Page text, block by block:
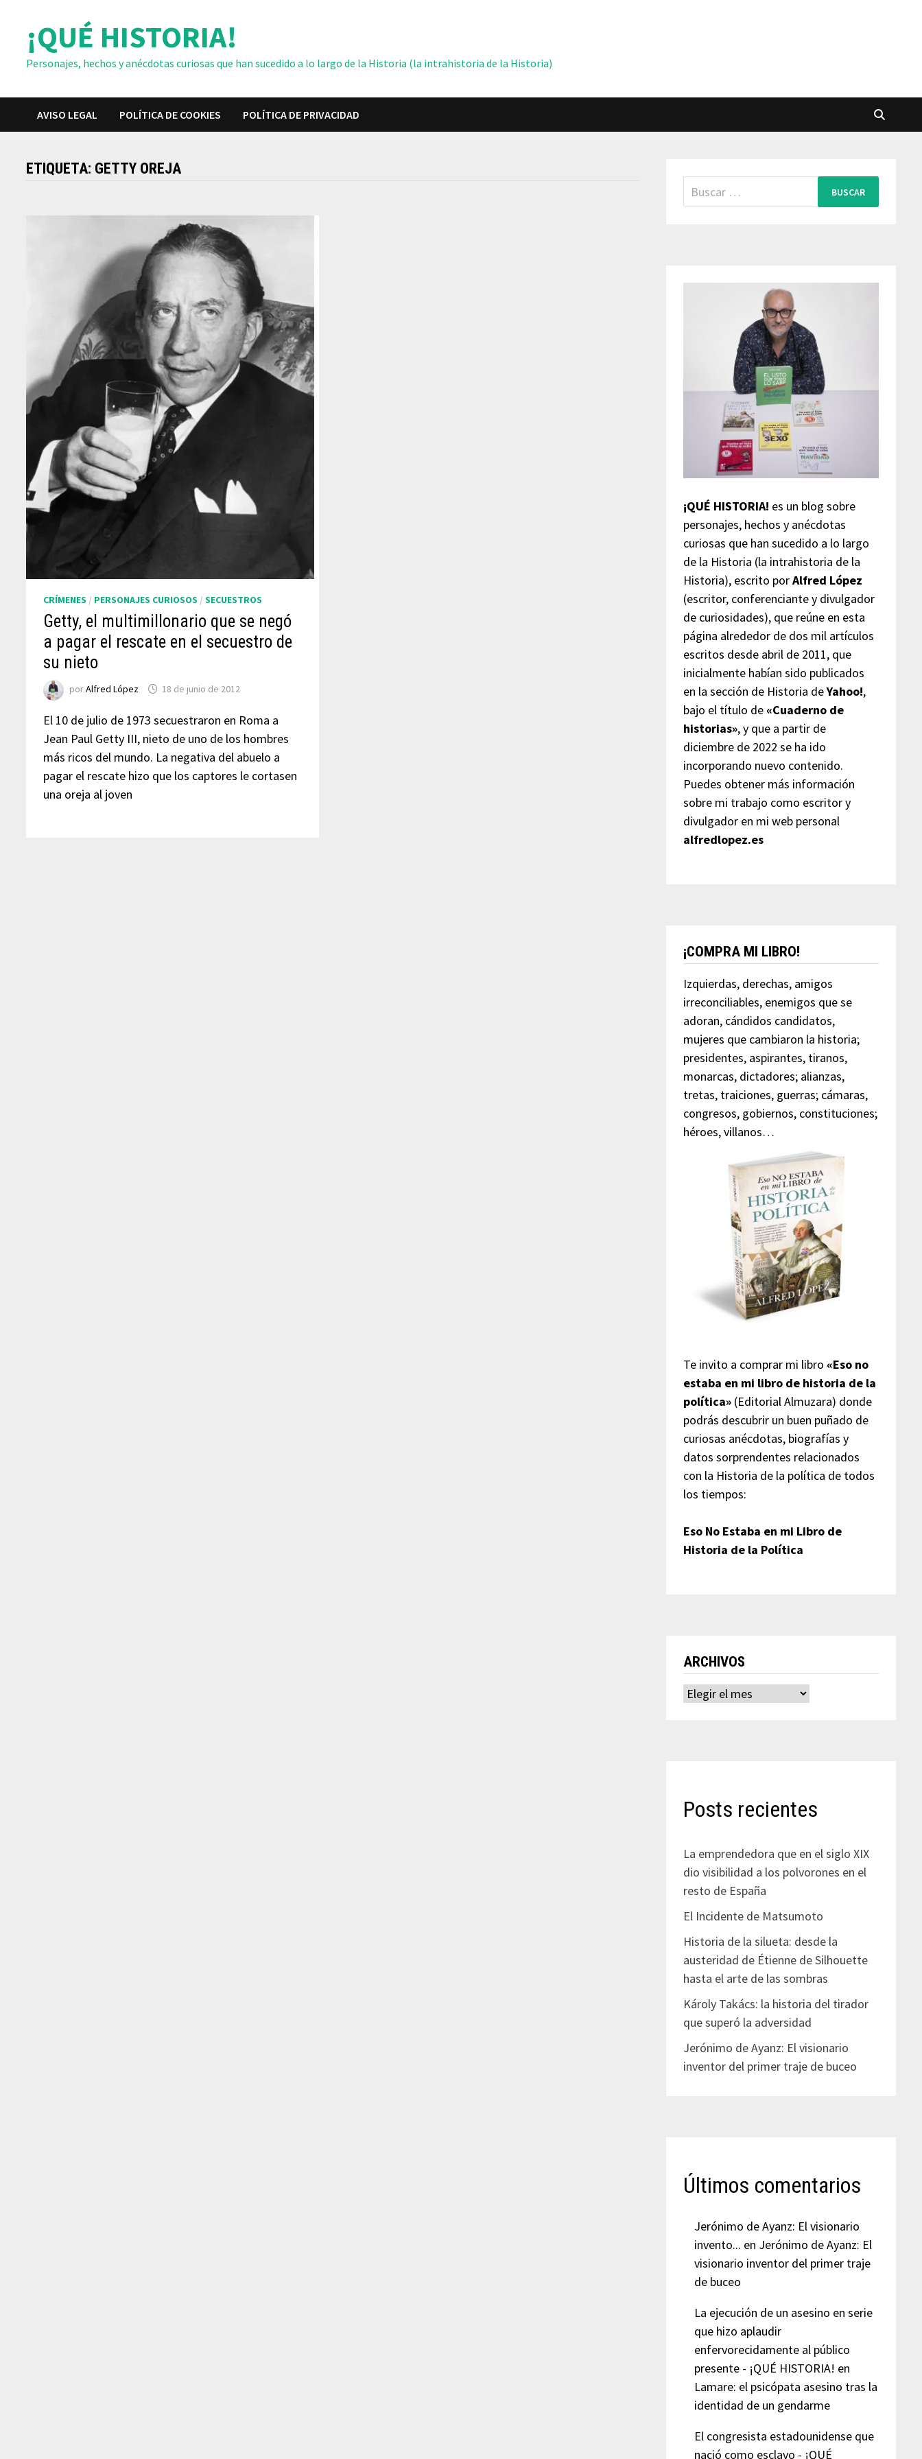
contenido¡QUÉ HISTORIA!
Personajes, hechos y anécdotas curiosas que han sucedido a lo largo de la Historia (la intrahistoria de la Historia)
AVISO LEGAL POLÍTICA DE COOKIES POLÍTICA DE PRIVACIDAD
ETIQUETA: GETTY OREJA
CRÍMENES / PERSONAJES CURIOSOS /SECUESTROS
Getty, el multimillonario que se negó
a pagar el rescate en el secuestro de
su nieto
porAlfred López 18 de junio de 2012
El 10 de julio de 1973 secuestraron en Roma a
Jean Paul Getty III, nieto de uno de los hombres
más ricos del mundo. La negativa del abuelo a
pagar el rescate hizo que los captores le cortasen
una oreja al joven
Buscar:
¡QUÉ HISTORIA! es un blog sobre
personajes, hechos y anécdotas
curiosas que han sucedido a lo largo
de la Historia (la intrahistoria de la
Historia), escrito porAlfred López
(escritor, conferenciante y divulgador
de curiosidades), que reúne en esta
página alrededor de dos mil artículos
escritos desde abril de 2011, que
inicialmente habían sido publicados
en la sección de Historia deYahoo!,
bajo el título de «Cuaderno de
historias», y que a partir de
diciembre de 2022 se ha ido
incorporando nuevo contenido.
Puedes obtener más información
sobre mi trabajo como escritor y
divulgador en mi web personal
alfredlopez.es
¡COMPRA MI LIBRO!
Izquierdas, derechas, amigos
irreconciliables, enemigos que se
adoran, cándidos candidatos,
mujeres que cambiaron la historia;
presidentes, aspirantes, tiranos,
monarcas, dictadores; alianzas,
tretas, traiciones, guerras; cámaras,
congresos, gobiernos, constituciones;
héroes, villanos…
Te invito a comprar mi libro «Eso no
estaba en mi libro de historia de la
política»(Editorial Almuzara) donde
podrás descubrir un buen puñado de
curiosas anécdotas, biografías y
datos sorprendentes relacionados
con la Historia de la política de todos
los tiempos:
Eso No Estaba en mi Libro de
Historia de la Política
ARCHIVOS
Archivos
Posts recientes
La emprendedora que en el siglo XIX
dio visibilidad a los polvorones en el
resto de España
El Incidente de Matsumoto
Historia de la silueta: desde la
austeridad de Étienne de Silhouette
hasta el arte de las sombras
Károly Takács: la historia del tirador
que superó la adversidad
Jerónimo de Ayanz: El visionario
inventor del primer traje de buceo
Últimos comentarios
Jerónimo de Ayanz: El visionario
invento... en Jerónimo de Ayanz: El
visionario inventor del primer traje
de buceo
La ejecución de un asesino en serie
que hizo aplaudir
enfervorecidamente al público
presente - ¡QUÉ HISTORIA! en
Lamare: el psicópata asesino tras la
identidad de un gendarme
El congresista estadounidense que
nació como esclavo - ¡QUÉ